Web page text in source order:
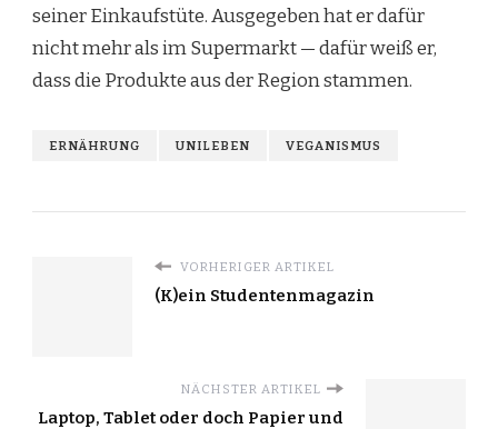
seiner Einkaufstüte. Ausgegeben hat er dafür
nicht mehr als im Supermarkt — dafür weiß er,
dass die Produkte aus der Region stammen.
ERNÄHRUNG UNILEBEN VEGANISMUS
VORHERIGER ARTIKEL
(K)ein Studentenmagazin
NÄCHSTER ARTIKEL
Laptop, Tablet oder doch Papier und